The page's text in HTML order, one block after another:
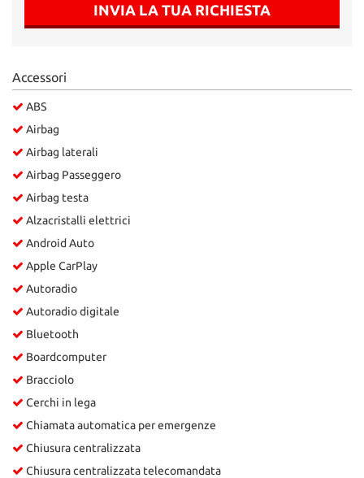
INVIA LA TUA RICHIESTA
Accessori
ABS
Airbag
Airbag laterali
Airbag Passeggero
Airbag testa
Alzacristalli elettrici
Android Auto
Apple CarPlay
Autoradio
Autoradio digitale
Bluetooth
Boardcomputer
Bracciolo
Cerchi in lega
Chiamata automatica per emergenze
Chiusura centralizzata
Chiusura centralizzata telecomandata
Leggi
Salva
le
impostazioni